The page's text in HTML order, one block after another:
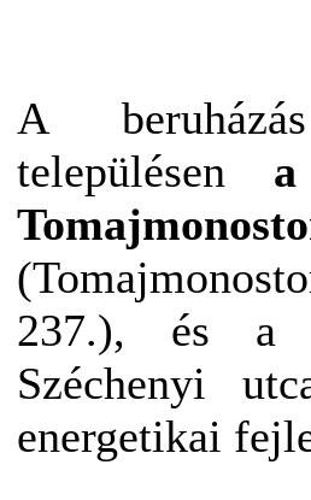
A
településen
237.), és
Széchenyi
energetikai